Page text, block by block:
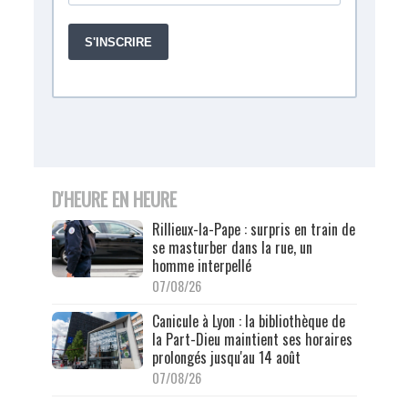
D'HEURE EN HEURE
Rillieux-la-Pape : surpris en train de
se masturber dans la rue, un
homme interpellé
07/08/26
Canicule à Lyon : la bibliothèque de
la Part-Dieu maintient ses horaires
prolongés jusqu'au 14 août
07/08/26